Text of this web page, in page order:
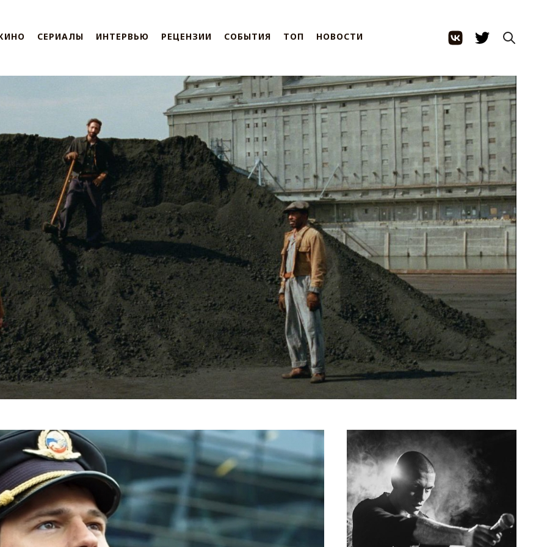
СЕРИАЛЫ ИНТЕРВЬЮ РЕЦЕНЗИИ СОБЫТИЯ ТОП НОВОСТИ